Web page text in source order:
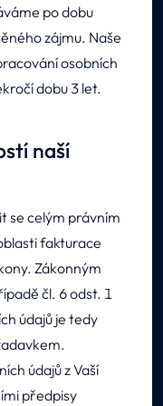
po dobu
zájmu. Naše
osobních
dobu 3 let.
naší
se celým právním
fakturace
Zákonným
čl. 6 odst. 1
údajů je tedy
údajů z Vaší
předpisy